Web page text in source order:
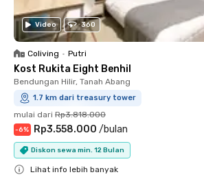
Video 360
Coliving • Putri
Kost Rukita Eight Benhil
Bendungan Hilir, Tanah Abang
1.7 km dari treasury tower
mulai dari Rp3.818.000
-6% Rp3.558.000 /bulan
Diskon sewa min. 12 Bulan
Lihat info lebih banyak